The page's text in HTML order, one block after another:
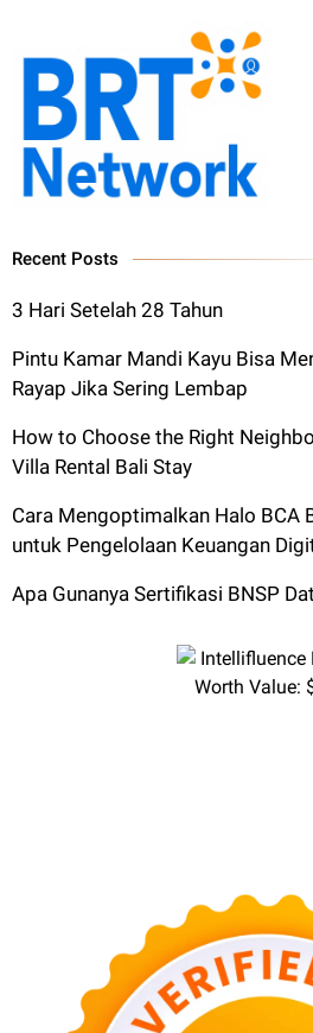
Recent Posts
3 Hari Setelah 28 Tahun
Pintu Kamar Mandi Kayu Bisa
Rayap Jika Sering Lembap
How to Choose the Right
Villa Rental Bali Stay
Cara Mengoptimalkan Halo BCA
untuk Pengelolaan Keuangan
Apa Gunanya Sertifikasi BNSP